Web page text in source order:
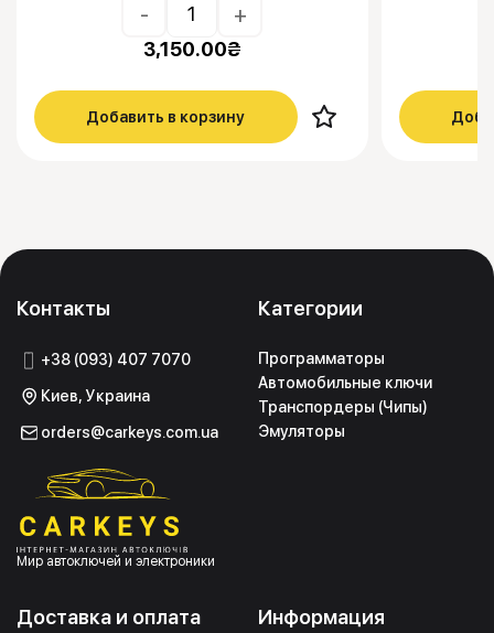
- +
3,150.00₴
Добавить в корзину
Контакты
+38 (093) 407 7070
Киев, Украина
orders@carkeys.com.ua
Мир автоключей и электроники
Категории
Программаторы
Автомобильные ключи
Транспордеры (Чипы)
Эмуляторы
Информация
Доставка и оплата